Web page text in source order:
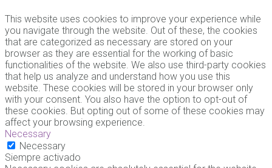
This website uses cookies to improve your experience while
you navigate through the website. Out of these, the cookies
that are categorized as necessary are stored on your
browser as they are essential for the working of basic
functionalities of the website. We also use third-party cookies
that help us analyze and understand how you use this
website. These cookies will be stored in your browser only
with your consent. You also have the option to opt-out of
these cookies. But opting out of some of these cookies may
affect your browsing experience.
Necessary
Necessary
Siempre activado